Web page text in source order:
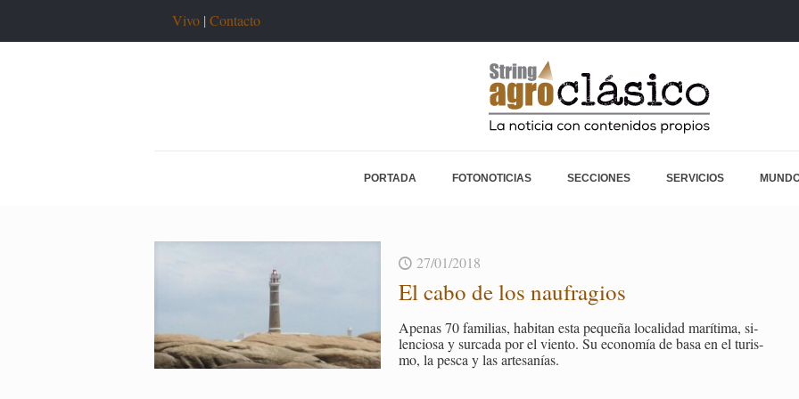
Vivo | Contacto
PORTADA FOTONOTICIAS SECCIONES SERVICIOS
27/01/2018
El cabo de los nau­fra­gios
Ape­nas 70 fa­mi­lias, ha­bi­tan esta pe­que­ña lo­ca­li­dad ma­rí­ti­ma, si­
len­cio­sa y sur­ca­da por el vien­to. Su eco­no­mía de basa en el tu­ris­
mo, la pesca y las ar­te­sa­nías.